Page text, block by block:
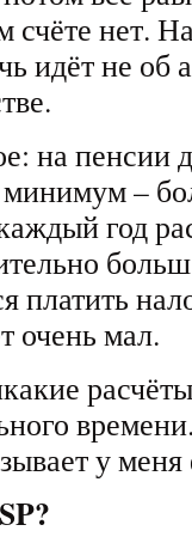
нет.
идёт не об
на пенсии
–
год
платить
очень мал.
у